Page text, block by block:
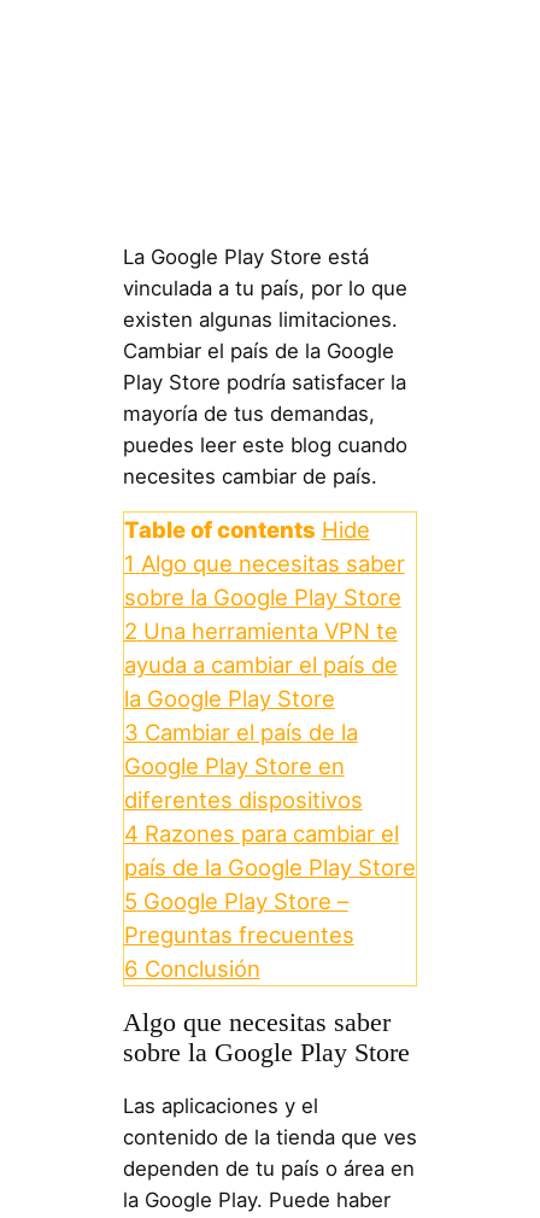
La Google Play Store está
vinculada a tu país, por lo que
existen algunas limitaciones.
Cambiar el país de la Google
Play Store podría satisfacer la
mayoría de tus demandas,
puedes leer este blog cuando
necesites cambiar de país.
Table of contents Hide
1 Algo que necesitas saber
sobre la Google Play Store
2 Una herramienta VPN te
ayuda a cambiar el país de
la Google Play Store
3 Cambiar el país de la
Google Play Store en
diferentes dispositivos
4 Razones para cambiar el
país de la Google Play Store
5 Google Play Store –
Preguntas frecuentes
6 Conclusión
Algo que necesitas saber
sobre la Google Play Store
Las aplicaciones y el
contenido de la tienda que ves
dependen de tu país o área en
la Google Play. Puede haber